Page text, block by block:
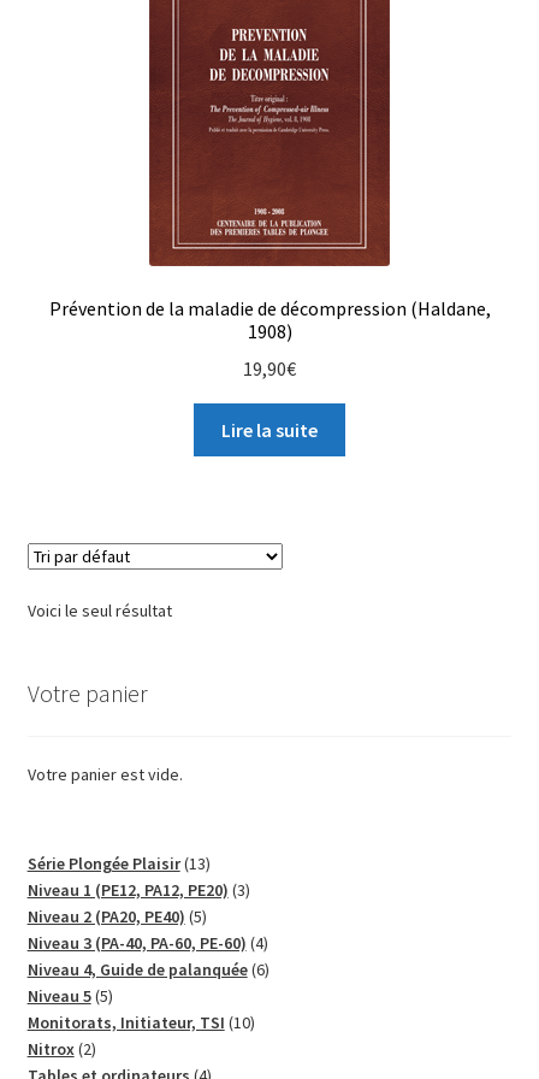
Votre droit de rétractation
Prévention de la maladie de décompression (Haldane,
1908)
19,90€
Lire la suite
Voici le seul résultat
Votre panier
Votre panier est vide.
Série Plongée Plaisir 1313
produits
Niveau 1 (PE12, PA12, PE20) 33
Niveau 2 (PA20, PE40) 55
produits
Niveau 3 (PA-40, PA-60, PE-60) 44
produits
Niveau 4, Guide de palanquée 66
Niveau 5 55
produits
Monitorats, Initiateur, TSI 1010
Nitrox 22
produits
4